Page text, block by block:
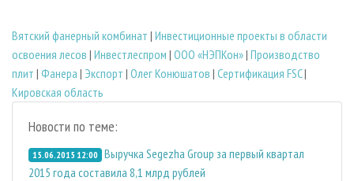
Вятский фанерный комбинат | Инвестиционные проекты в области
освоения лесов | Инвестлеспром | ООО «НЭПКон»| Производство
плит | Фанера | Экспорт | Олег Конюшатов | Сертификация FSC|
Кировская область
Новости по теме:
15.06.2015 12:00 Выручка Segezha Group за первый квартал
2015 года составила 8,1 млрд рублей